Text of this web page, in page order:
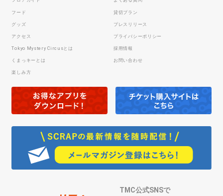
フード
グッズ
アクセス
Tokyo Mystery Circusとは
くまっキーとは
楽しみ方
貸切プラン
プレスリリース
プライバシーポリシー
採用情報
お問い合わせ
TMC公式SNSで